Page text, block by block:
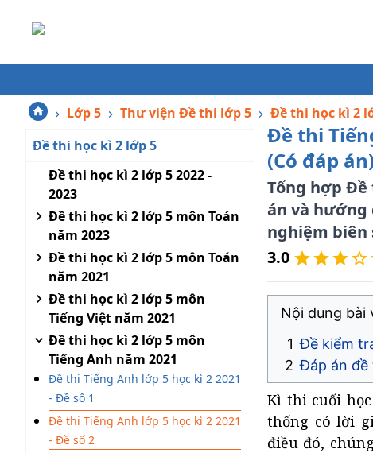
Lớp 5 Thư viện Đề thi lớp 5
Đề thi học kì 2
Đề thi học kì 2 lớp 5
Đề thi học kì 2 lớp 5 2022 -
2023
Đề thi học kì 2 lớp 5 môn Toán
năm 2023
Đề thi học kì 2 lớp 5 môn Toán
năm 2021
Đề thi học kì 2 lớp 5 môn
Tiếng Việt năm 2021
Đề thi học kì 2 lớp 5 môn
Tiếng Anh năm 2021
Đề thi Tiếng Anh lớp 5 học kì 2 2021
- Đề số 1
Đề thi Tiếng Anh lớp 5 học kì 2 2021
- Đề số 2
Đề thi
(Có đáp
Tổng hợp Đề
án và
nghiệm biên
3.0
Nội dung bài
Đề kiểm
Đáp án đề
Kì thi cuối
thống có lời
điều đó,